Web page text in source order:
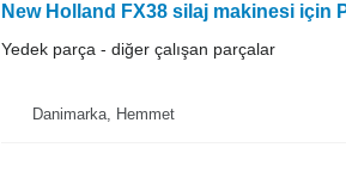
New Holland FX38 silaj makinesi için
Yedek parça - diğer çalışan parçalar
Danimarka, Hemmet